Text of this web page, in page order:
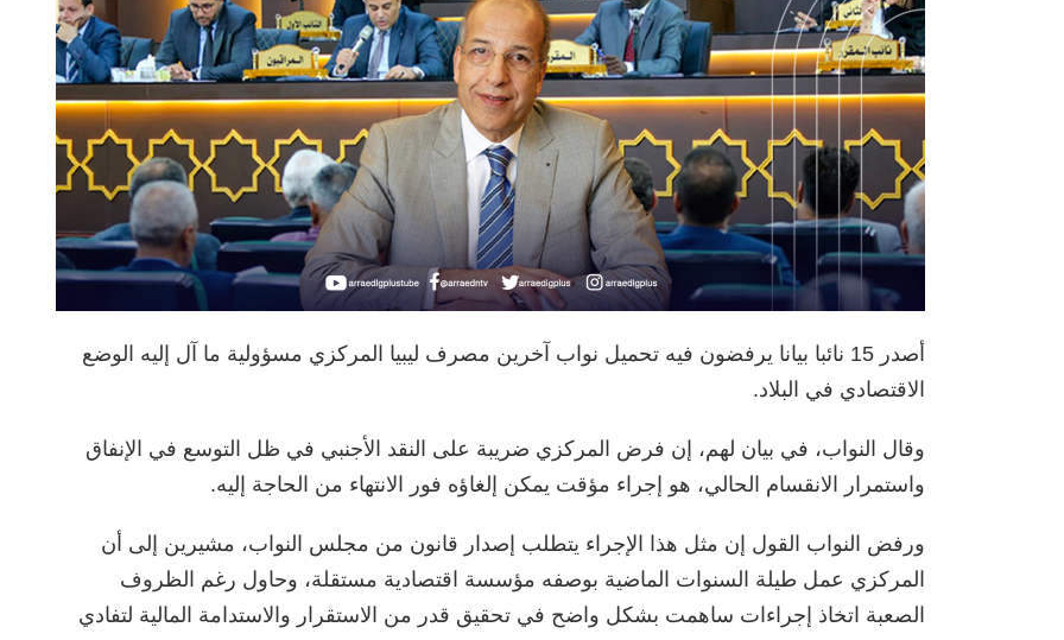
أصدر 15 نائبا بيانا يرفضون فيه تحميل نواب آخرين مصرف ليبيا المركزي مسؤولية ما آل إليه الوضع
الاقتصادي في البلاد.
وقال النواب، في بيان لهم، إن فرض المركزي ضريبة على النقد الأجنبي في ظل التوسع في الإنفاق
واستمرار الانقسام الحالي، هو إجراء مؤقت يمكن إلغاؤه فور الانتهاء من الحاجة إليه.
ورفض النواب القول إن مثل هذا الإجراء يتطلب إصدار قانون من مجلس النواب، مشيرين إلى أن
المركزي عمل طيلة السنوات الماضية بوصفه مؤسسة اقتصادية مستقلة، وحاول رغم الظروف
الصعبة اتخاذ إجراءات ساهمت بشكل واضح في تحقيق قدر من الاستقرار والاستدامة المالية لتفادي